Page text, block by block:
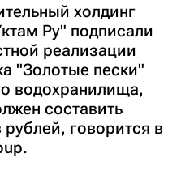
холдинг
Ру" подписали
реализации
"Золотые пески"
водохранилища,
составить
говорится в